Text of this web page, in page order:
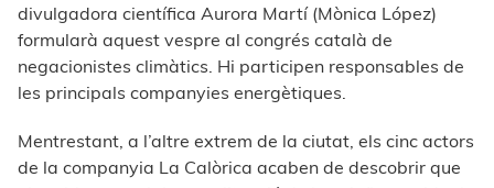
divulgadora científica Aurora Martí (Mònica López)
formularà aquest vespre al congrés català de
negacionistes climàtics. Hi participen responsables de
les principals companyies energètiques.
Mentrestant, a l’altre extrem de la ciutat, els cinc actors
de la companyia La Calòrica acaben de descobrir que